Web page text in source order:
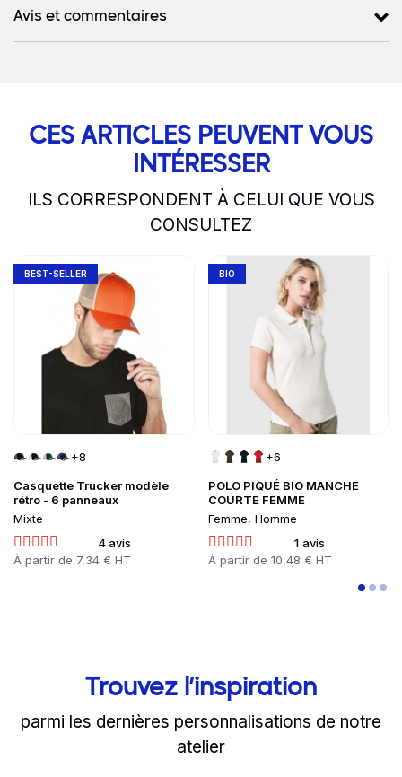
Avis et commentaires
CES ARTICLES PEUVENT VOUS
INTÉRESSER
ILS CORRESPONDENT À CELUI QUE VOUS
CONSULTEZ
slide1 to 2of 5
Casquette Trucker modèle
rétro - 6 panneaux
Mixte
4 avis
Prix
À partir de 7,34 € HT
BEST-SELLER
+8
Go to product page
POLO PIQUÉ BIO MANCHE
COURTE FEMME
Femme, Homme
1 avis
Prix
À partir de 10,48 € HT
BIO
+6
Go to product page
Trouvez l’inspiration
parmi les dernières personnalisations de notre
atelier